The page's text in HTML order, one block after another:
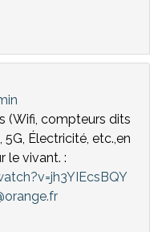
(Wifi, compteurs dits
Électricité, etc.,en
le vivant. :